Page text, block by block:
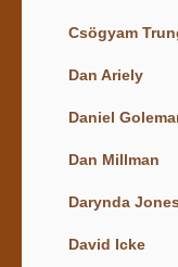
Csögyam
Dan Ariely
Daniel
Dan Millman
Darynda Jones
David Icke